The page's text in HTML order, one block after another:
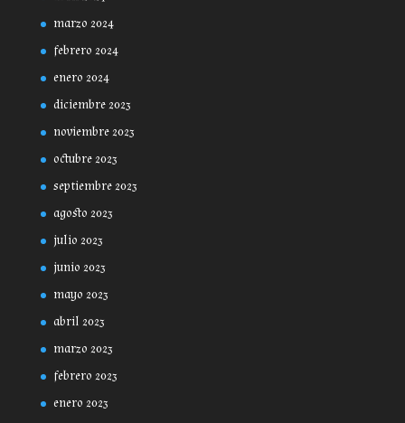
marzo 2024
febrero 2024
enero 2024
diciembre 2023
noviembre 2023
octubre 2023
septiembre 2023
agosto 2023
julio 2023
junio 2023
mayo 2023
abril 2023
marzo 2023
febrero 2023
enero 2023